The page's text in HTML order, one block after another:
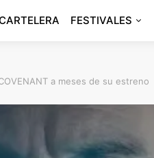
FESTIVALES
a meses de su estreno